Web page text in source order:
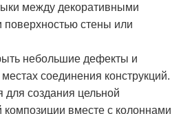
между декоративными
поверхностью стены или
небольшие дефекты и
соединения конструкций.
для создания цельной
композиции вместе с колоннами